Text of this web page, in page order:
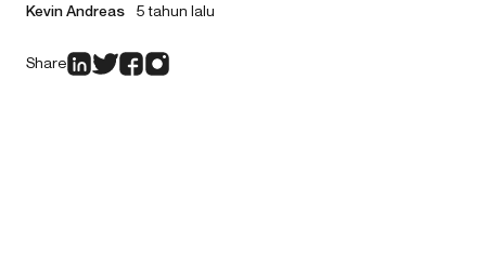
Kevin Andreas 5 tahun lalu
Share